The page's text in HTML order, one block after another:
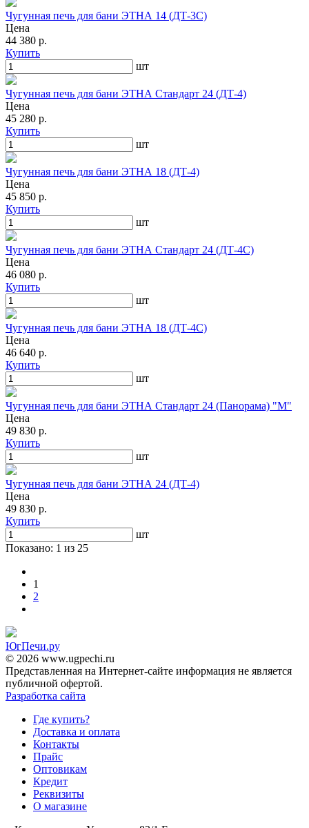
Чугунная печь для бани ЭТНА 14 (ДТ-3С)
Цена
44 380 р.
Купить
шт
Чугунная печь для бани ЭТНА Стандарт 24 (ДТ-4)
Цена
45 280 р.
Купить
шт
Чугунная печь для бани ЭТНА 18 (ДТ-4)
Цена
45 850 р.
Купить
шт
Чугунная печь для бани ЭТНА Стандарт 24 (ДТ-4С)
Цена
46 080 р.
Купить
шт
Чугунная печь для бани ЭТНА 18 (ДТ-4С)
Цена
46 640 р.
Купить
шт
Чугунная печь для бани ЭТНА Стандарт 24 (Панорама) "М"
Цена
49 830 р.
Купить
шт
Чугунная печь для бани ЭТНА 24 (ДТ-4)
Цена
49 830 р.
Купить
шт
Показано: 1 из 25
1
2
ЮгПечи.ру
© 2026 www.ugpechi.ru
Представленная на Интернет-сайте информация не является
публичной офертой.
Разработка сайта
Где купить?
Доставка и оплата
Контакты
Прайс
Оптовикам
Кредит
Реквизиты
О магазине